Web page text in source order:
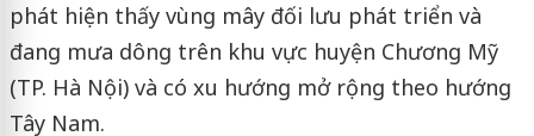
phát hiện thấy vùng mây đối lưu phát triển và
đang mưa dông trên khu vực huyện Chương Mỹ
(TP. Hà Nội) và có xu hướng mở rộng theo hướng
Tây Nam.